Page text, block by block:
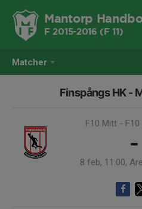
Matcher
Mantorp
F 2015-2016 (F 11)
Finspångs HK -
F10 Mitt -
-
8 feb, 11:00,